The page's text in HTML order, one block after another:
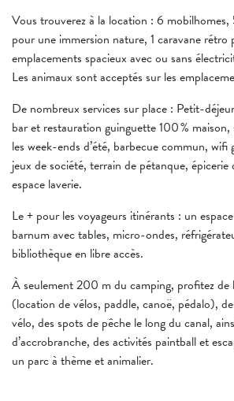
Vous trouverez à la location : 6 mobilhomes,
pour une immersion nature, 1 caravane rétro
emplacements spacieux avec ou sans
Les animaux sont acceptés sur les
De nombreux services sur place : Petit-
bar et restauration guinguette 100 %
les week-ends d’été, barbecue commun,
jeux de société, terrain de pétanque, épicerie
espace laverie.
Le + pour les voyageurs itinérants : un
barnum avec tables, micro-ondes,
bibliothèque en libre accès.
À seulement 200 m du camping, profitez de
(location de vélos, paddle, canoë, pédalo),
vélo, des spots de pêche le long du canal,
d’accrobranche, des activités paintball et
un parc à thème et animalier.